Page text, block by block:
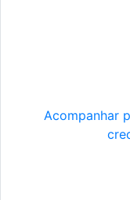
Acompanhar